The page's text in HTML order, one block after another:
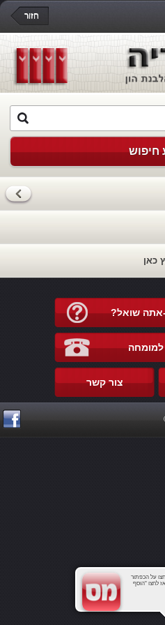
חזור
חיפוש
כאן
אתה שואל?
למומחה
צור קשר
על הכפתור
לחצו "הוסף